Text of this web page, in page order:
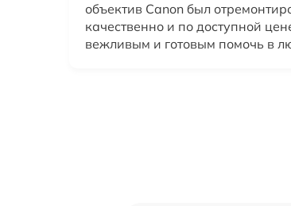
объектив Canon был
качественно и по доступной
вежливым и готовым помочь в